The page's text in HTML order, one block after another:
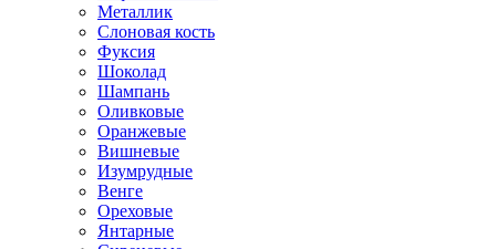
Металлик
Слоновая кость
Фуксия
Шоколад
Шампань
Оливковые
Оранжевые
Вишневые
Изумрудные
Венге
Ореховые
Янтарные